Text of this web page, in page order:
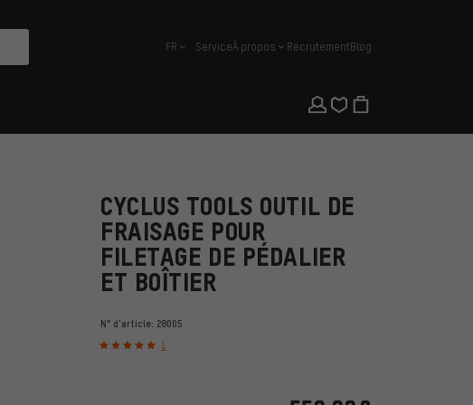
français
FR ServiceÀ propos RecrutementBlog
CYCLUS TOOLS OUTIL DE
FRAISAGE POUR
FILETAGE DE PÉDALIER
ET BOÎTIER
N° d'article: 28005
1